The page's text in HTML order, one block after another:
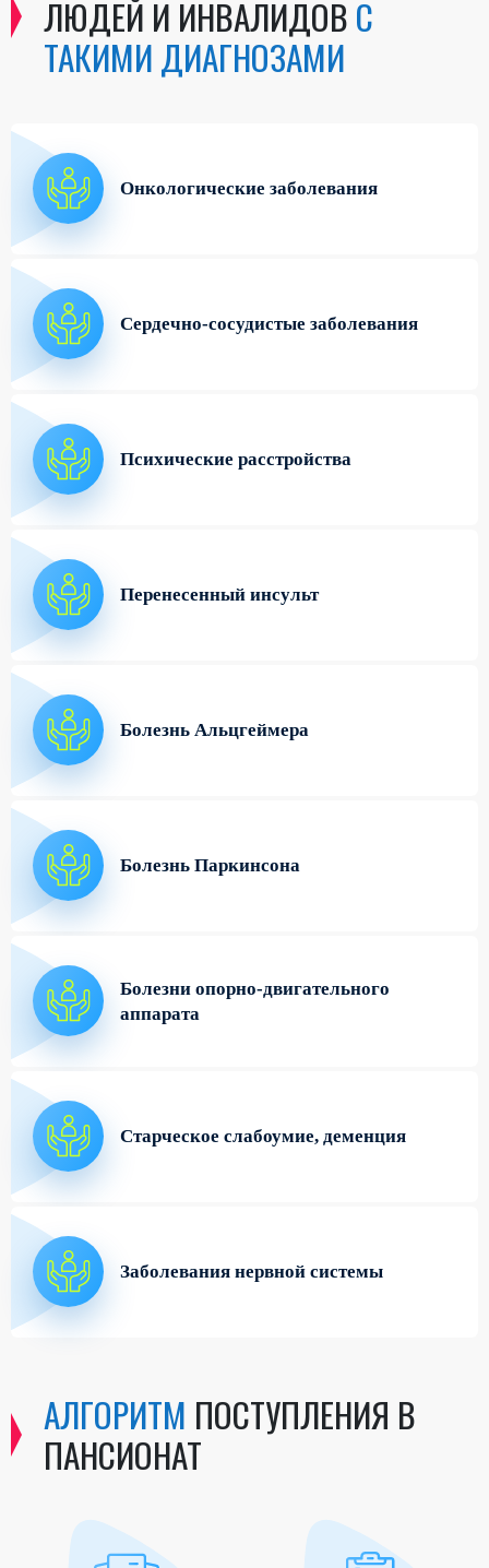
ЛЮДЕЙ И ИНВАЛИДОВС
ТАКИМИ ДИАГНОЗАМИ
Онкологические заболевания
Сердечно-сосудистые заболевания
Психические расстройства
Перенесенный инсульт
Болезнь Альцгеймера
Болезнь Паркинсона
Болезни опорно-двигательного
аппарата
Старческое слабоумие, деменция
Заболевания нервной системы
АЛГОРИТМ ПОСТУПЛЕНИЯ В
ПАНСИОНАТ